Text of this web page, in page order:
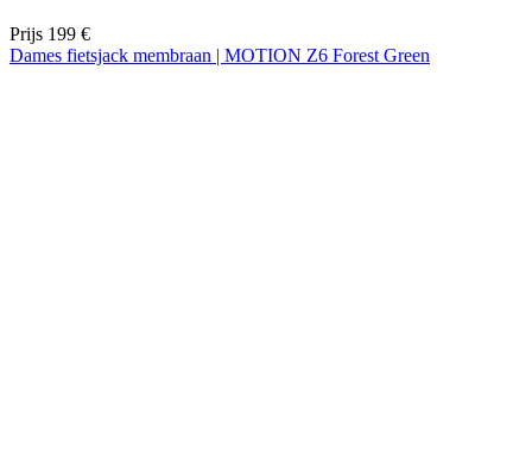
Prijs 199 €
Dames fietsjack membraan | MOTION Z6 Forest Green